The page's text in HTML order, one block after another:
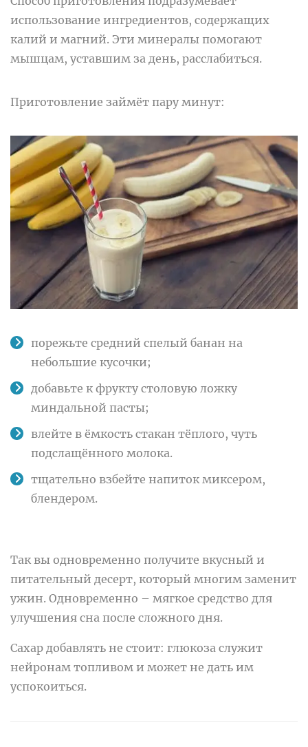
использование ингредиентов, содержащих
калий и магний. Эти минералы помогают
мышцам, уставшим за день, расслабиться.
Приготовление займёт пару минут:
порежьте средний спелый банан на
небольшие кусочки;
добавьте к фрукту столовую ложку
миндальной пасты;
влейте в ёмкость стакан тёплого, чуть
подслащённого молока.
тщательно взбейте напиток миксером,
блендером.
Так вы одновременно получите вкусный и
питательный десерт, который многим заменит
ужин. Одновременно – мягкое средство для
улучшения сна после сложного дня.
Сахар добавлять не стоит: глюкоза служит
нейронам топливом и может не дать им
успокоиться.